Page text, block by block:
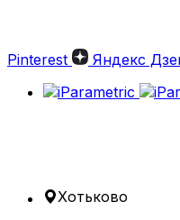
Параметрические
современное решение
отдыха и оформления
и общественных зон
парки, бассейны и
Pinterest Яндекс
Хотьково